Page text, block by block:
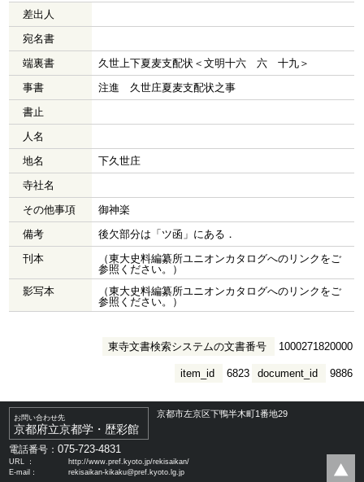
差出人
宛名書
端裏書
久世上下夏麦支配状＜文明十六 六 十九＞
事書
注進 久世庄夏麦支配状之事
書止
人名
地名
下久世庄
寺社名
その他事項
御神楽
備考
後欠部分は「ツ函」にある．
刊本
（東大史料編纂所ユニオンカタログへのリンクをご
参照ください。）
影写本
（東大史料編纂所ユニオンカタログへのリンクをご
参照ください。）
東寺文書検索システムの文書番号 1000271820000
document_id 9886
item_id 6823
お問い合わせ先
京都府立京都学・歴彩館
京都市左京区下鴨半木町1番地29
電話番号：075-723-4831
URL ：
http://www.pref.kyoto.jp/rekisaikan/
E-mail：
rekisaikan-kikaku@pref.kyoto.lg.jp